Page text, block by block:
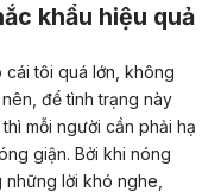
khẩu hiệu quả
cái tôi quá lớn, không
để tình trạng này
mỗi người cần phải hạ
giận. Bởi khi nóng
lời khó nghe,